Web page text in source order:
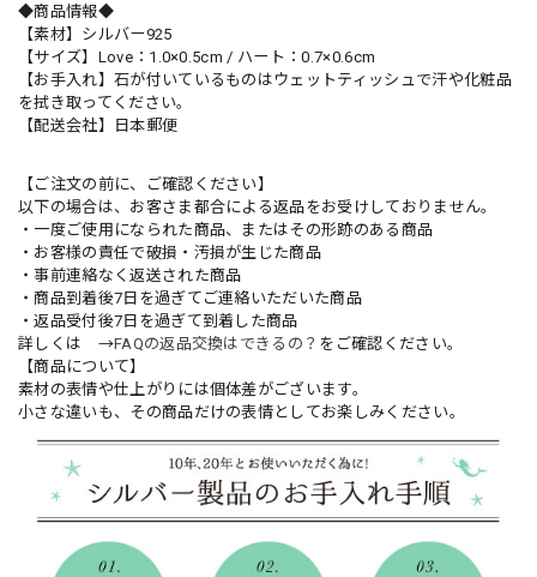
◆商品情報◆
【素材】シルバー925
【サイズ】Love：1.0×0.5cm / ハート：0.7×0.6cm
【お手入れ】石が付いているものはウェットティッシュで汗や化粧品
を拭き取ってください。
【配送会社】日本郵便
【ご注文の前に、ご確認ください】
以下の場合は、お客さま都合による返品をお受けしておりません。
・一度ご使用になられた商品、またはその形跡のある商品
・お客様の責任で破損・汚損が生じた商品
・事前連絡なく返送された商品
・商品到着後7日を過ぎてご連絡いただいた商品
・返品受付後7日を過ぎて到着した商品
詳しくは →FAQの返品交換はできるの？ をご確認ください。
【商品について】
素材の表情や仕上がりには個体差がございます。
小さな違いも、その商品だけの表情としてお楽しみください。